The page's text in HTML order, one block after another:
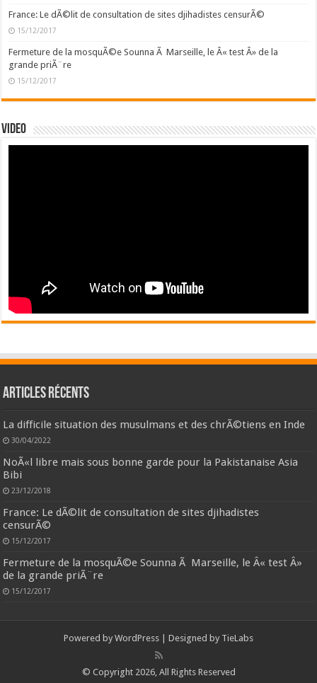
France: Le dÃ©lit de consultation de sites djihadistes censurÃ©
15/12/2017
Fermeture de la mosquÃ©e Sounna Ã Marseille, le Â« test Â» de la
grande priÃ¨re
15/12/2017
Video
Articles récents
La difficile situation des musulmans et des chrÃ©tiens en Inde
30/04/2022
NoÃ«l libre mais sous bonne garde pour la Pakistanaise Asia
Bibi
23/12/2018
France: Le dÃ©lit de consultation de sites djihadistes
censurÃ©
15/12/2017
Fermeture de la mosquÃ©e Sounna Ã Marseille, le Â« test Â»
de la grande priÃ¨re
15/12/2017
Powered by WordPress | Designed by TieLabs
© Copyright 2026, All Rights Reserved